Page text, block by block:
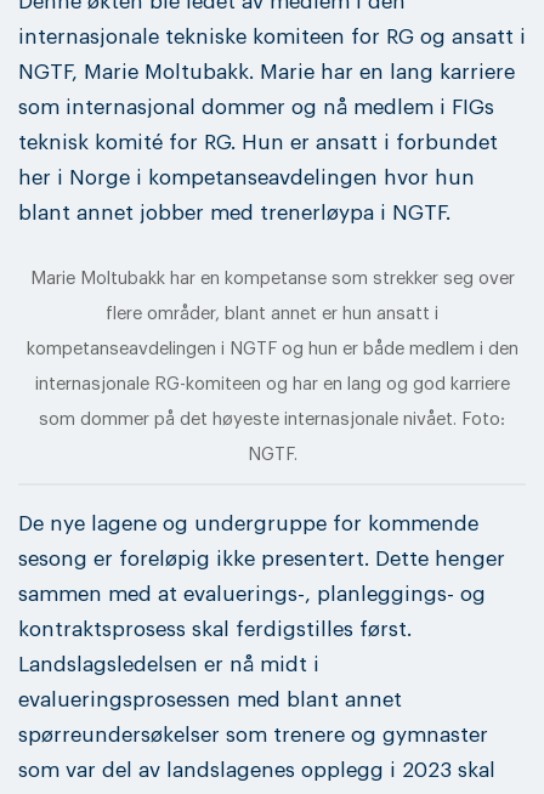
internasjonale tekniske komiteen for RG og ansatt i
NGTF, Marie Moltubakk. Marie har en lang karriere
som internasjonal dommer og nå medlem i FIGs
teknisk komité for RG. Hun er ansatt i forbundet
her i Norge i kompetanseavdelingen hvor hun
blant annet jobber med trenerløypa i NGTF.
Marie Moltubakk har en kompetanse som strekker seg over
flere områder, blant annet er hun ansatt i
kompetanseavdelingen i NGTF og hun er både medlem i den
internasjonale RG-komiteen og har en lang og god karriere
som dommer på det høyeste internasjonale nivået. Foto:
NGTF.
De nye lagene og undergruppe for kommende
sesong er foreløpig ikke presentert. Dette henger
sammen med at evaluerings-, planleggings- og
kontraktsprosess skal ferdigstilles først.
Landslagsledelsen er nå midt i
evalueringsprosessen med blant annet
spørreundersøkelser som trenere og gymnaster
som var del av landslagenes opplegg i 2023 skal